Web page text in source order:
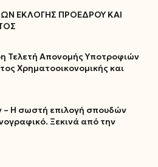
ΕΚΛΟΓΗΣ ΠΡΟΕΔΡΟΥ ΚΑΙ
Τελετή Απονομής Υποτροφιών
Χρηματοοικονομικής και
– Η σωστή επιλογή σπουδών
Ξεκινά από την